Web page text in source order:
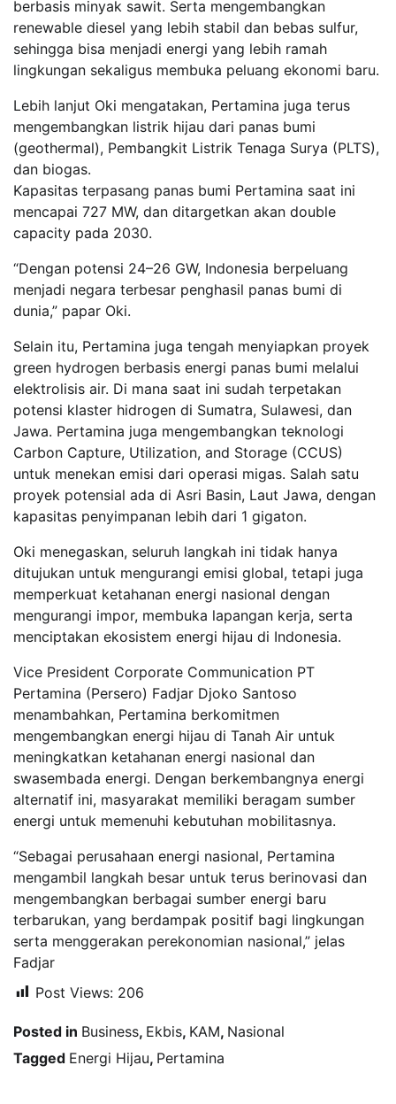
berbasis minyak sawit. Serta mengembangkan
renewable diesel yang lebih stabil dan bebas sulfur,
sehingga bisa menjadi energi yang lebih ramah
lingkungan sekaligus membuka peluang ekonomi baru.
Lebih lanjut Oki mengatakan, Pertamina juga terus
mengembangkan listrik hijau dari panas bumi
(geothermal), Pembangkit Listrik Tenaga Surya (PLTS),
dan biogas.
Kapasitas terpasang panas bumi Pertamina saat ini
mencapai 727 MW, dan ditargetkan akan double
capacity pada 2030.
“Dengan potensi 24–26 GW, Indonesia berpeluang
menjadi negara terbesar penghasil panas bumi di
dunia,” papar Oki.
Selain itu, Pertamina juga tengah menyiapkan proyek
green hydrogen berbasis energi panas bumi melalui
elektrolisis air. Di mana saat ini sudah terpetakan
potensi klaster hidrogen di Sumatra, Sulawesi, dan
Jawa. Pertamina juga mengembangkan teknologi
Carbon Capture, Utilization, and Storage (CCUS)
untuk menekan emisi dari operasi migas. Salah satu
proyek potensial ada di Asri Basin, Laut Jawa, dengan
kapasitas penyimpanan lebih dari 1 gigaton.
Oki menegaskan, seluruh langkah ini tidak hanya
ditujukan untuk mengurangi emisi global, tetapi juga
memperkuat ketahanan energi nasional dengan
mengurangi impor, membuka lapangan kerja, serta
menciptakan ekosistem energi hijau di Indonesia.
Vice President Corporate Communication PT
Pertamina (Persero) Fadjar Djoko Santoso
menambahkan, Pertamina berkomitmen
mengembangkan energi hijau di Tanah Air untuk
meningkatkan ketahanan energi nasional dan
swasembada energi. Dengan berkembangnya energi
alternatif ini, masyarakat memiliki beragam sumber
energi untuk memenuhi kebutuhan mobilitasnya.
“Sebagai perusahaan energi nasional, Pertamina
mengambil langkah besar untuk terus berinovasi dan
mengembangkan berbagai sumber energi baru
terbarukan, yang berdampak positif bagi lingkungan
serta menggerakan perekonomian nasional,” jelas
Fadjar
Post Views: 206
Posted in Business, Ekbis, KAM, Nasional
Tagged Energi Hijau, Pertamina